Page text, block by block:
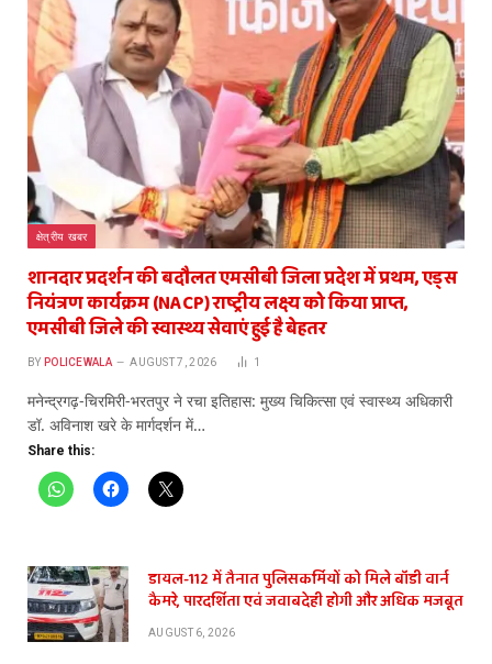
क्षेत्रीय खबर
शानदार प्रदर्शन की बदौलत एमसीबी जिला प्रदेश में प्रथम, एड्स
नियंत्रण कार्यक्रम (NACP) राष्ट्रीय लक्ष्य को किया प्राप्त,
एमसीबी जिले की स्वास्थ्य सेवाएं हुई है बेहतर
BY POLICEWALA AUGUST 7, 2026 1
मनेन्द्रगढ़-चिरमिरी-भरतपुर ने रचा इतिहास: मुख्य चिकित्सा एवं स्वास्थ्य अधिकारी
डॉ. अविनाश खरे के मार्गदर्शन में…
Share this:
डायल-112 में तैनात पुलिसकर्मियों को मिले बॉडी वार्न
कैमरे, पारदर्शिता एवं जवाबदेही होगी और अधिक मजबूत
AUGUST 6, 2026